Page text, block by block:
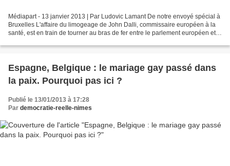
Médiapart - 13 janvier 2013 | Par Ludovic Lamant De notre envoyé spécial à
Bruxelles L'affaire du limogeage de John Dalli, commissaire européen à la
santé, est en train de tourner au bras de fer entre le parlement européen et
Espagne, Belgique : le mariage gay passé dans
la paix. Pourquoi pas ici ?
Publié le 13/01/2013 à 17:28
Par democratie-reelle-nimes